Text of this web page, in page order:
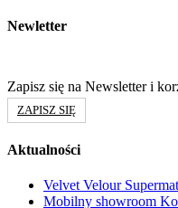
Newletter
Zapisz się na Newsletter i
ZAPISZ SIĘ
Aktualności
Velvet Velour
Mobilny showroom